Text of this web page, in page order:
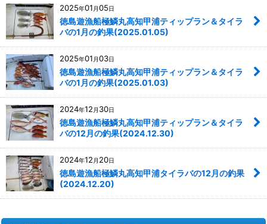
2025年01 月05日
徳島遊漁船極鱗丸高知甲浦ティップラン＆タイラ
バの1月の釣果(2025.01.05)
2025年01 月03日
徳島遊漁船極鱗丸高知甲浦ティップラン＆タイラ
バの1月の釣果(2025.01.03)
2024年12 月 30日
徳島遊漁船極鱗丸高知甲浦ティップラン＆タイラ
バの12月の釣果(2024.12.30)
2024年12 月 20日
徳島遊漁船極鱗丸高知甲浦タイラバの12月の釣果
(2024.12.20)